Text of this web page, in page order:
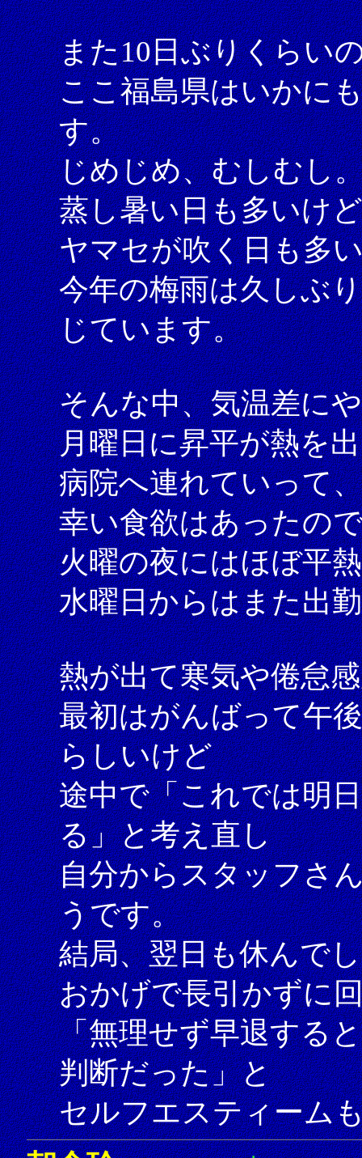
また10日ぶりくらい
ここ福島県はいかに
す。
じめじめ、むしむし
蒸し暑い日も多いけ
ヤマセが吹く日も多
今年の梅雨は久しぶ
じています。
そんな中、気温差に
月曜日に昇平が熱を
病院へ連れていって
幸い食欲はあったの
火曜の夜にはほぼ平
水曜日からはまた出
熱が出て寒気や倦怠
最初はがんばって午
らしいけど
途中で「これでは明
る」と考え直し
自分からスタッフさ
うです。
結局、翌日も休んで
おかげで長引かずに
「無理せず早退する
判断だった」と
セルフエスティーム